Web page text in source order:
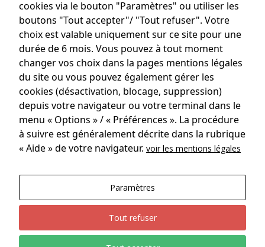
Syndicat des vignerons de
Loupiac
L’abus d’alcool est dangereux pour la santé, à
consommer avec modération.
Evenements
Producteurs
Contact
Mentions légales · Politique de confidentialité ·
Realisation :
cookies via le bouton "Paramètres" ou utiliser les
boutons "Tout accepter"/ "Tout refuser". Votre
choix est valable uniquement sur ce site pour une
durée de 6 mois. Vous pouvez à tout moment
changer vos choix dans la pages mentions légales
du site ou vous pouvez également gérer les
cookies (désactivation, blocage, suppression)
depuis votre navigateur ou votre terminal dans le
menu « Options » / « Préférences ». La procédure
à suivre est généralement décrite dans la rubrique
« Aide » de votre navigateur. voir les mentions légales
Paramètres
Tout refuser